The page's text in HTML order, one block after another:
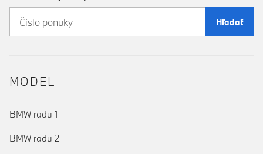
Hľadať
MODEL
BMW radu 1
BMW radu 2